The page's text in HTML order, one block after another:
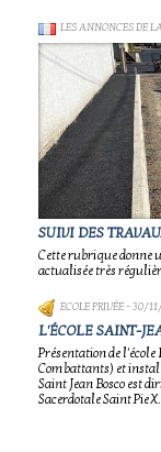
LES ANNONCES DE
SUIVI DES
Cette rubrique donne
actualisée très
ECOLE PRIVÉE- 30/
L'ÉCOLE SAINT-
Présentation de l'école
Combattants) et
Saint Jean Bosco est
Sacerdotale Saint Pie X.